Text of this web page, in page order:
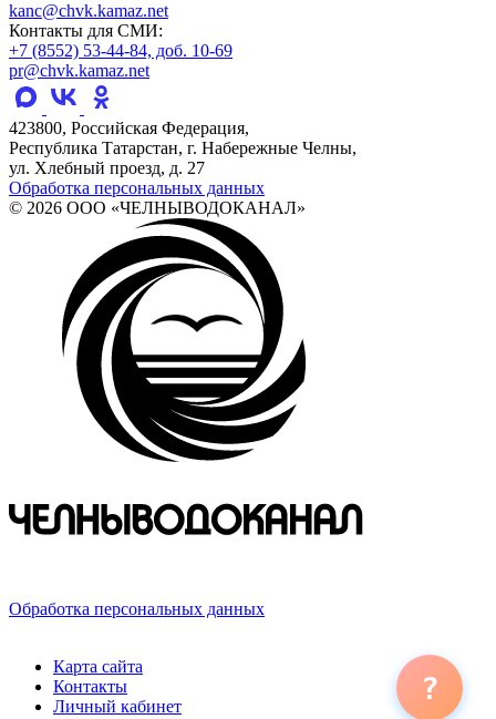
kanc@chvk.kamaz.net
Контакты для СМИ:
+7 (8552) 53-44-84, доб. 10-69
pr@chvk.kamaz.net
423800, Российская Федерация,
Республика Татарстан, г. Набережные Челны,
ул. Хлебный проезд, д. 27
Обработка персональных данных
© 2026 ООО «ЧЕЛНЫВОДОКАНАЛ»
Обработка персональных данных
Карта сайта
Контакты
Личный кабинет
?